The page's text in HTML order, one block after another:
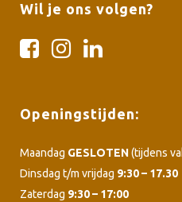
Wil je ons volgen?
Openingstijden:
Maandag GESLOTEN(tijdens
Dinsdag t/m vrijdag 9:30 – 17.30
Zaterdag 9:30 – 17:00